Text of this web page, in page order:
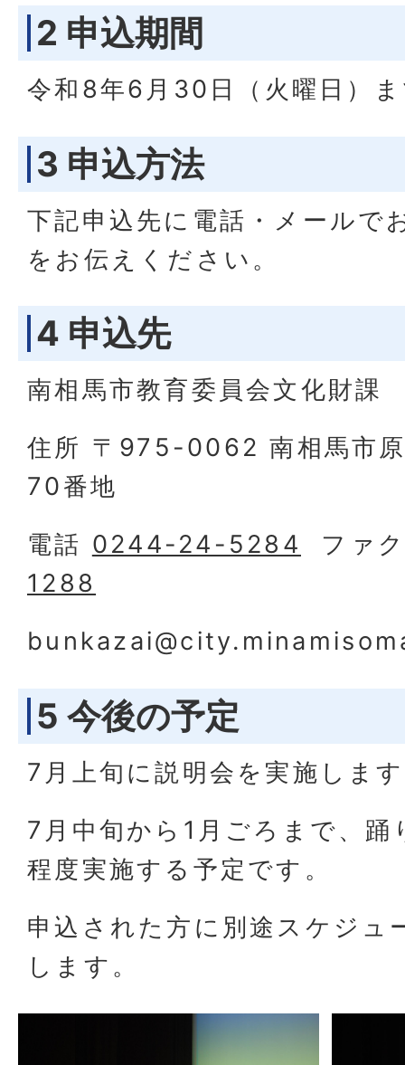
2 申込期間
令和8年6月30日（火曜日）
3 申込方法
下記申込先に電話・メールで
をお伝えください。
4 申込先
南相馬市教育委員会文化財課
住所 〒975-0062 南相馬市
70番地
電話 0244-24-5284
ファ
1288
5 今後の予定
7月上旬に説明会を実施しま
7月中旬から1月ごろまで、踊
程度実施する予定です。
申込された方に別途スケジュ
します。